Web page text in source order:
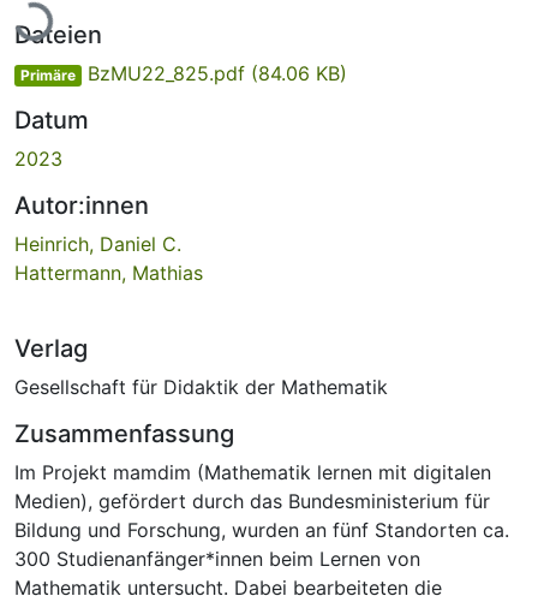
Dateien
Primäre BzMU22_825.pdf (84.06 KB)
Datum
2023
Autor:innen
Heinrich, Daniel C.
Hattermann, Mathias
Verlag
Gesellschaft für Didaktik der Mathematik
Zusammenfassung
Im Projekt mamdim (Mathematik lernen mit digitalen
Medien), gefördert durch das Bundesministerium für
Bildung und Forschung, wurden an fünf Standorten ca.
300 Studienanfänger*innen beim Lernen von
Mathematik untersucht. Dabei bearbeiteten die